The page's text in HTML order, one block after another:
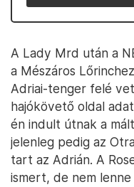
A Lady Mrd után a
a Mészáros
Adriai-tenger felé
hajókövető oldal
én indult útnak a
jelenleg pedig az
tart az Adrián. A
ismert, de nem